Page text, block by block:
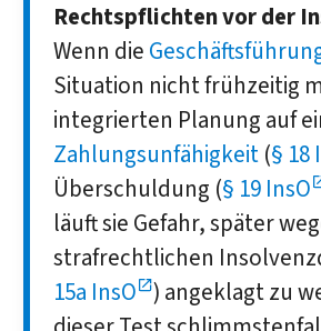
Rechtspflichten vor der
Wenn die
Situation nicht frühzeitig
integrierten Planung auf
Zahlungsunfähigkeit (§ 18
Überschuldung (§ 19 InsO
läuft sie Gefahr, später
strafrechtlichen
15a InsO ) angeklagt zu